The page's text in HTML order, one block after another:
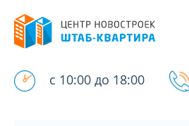
с 10:00 до 18:00